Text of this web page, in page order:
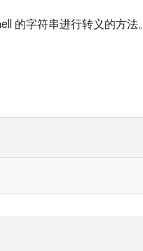
的字符串进行转义的方法。